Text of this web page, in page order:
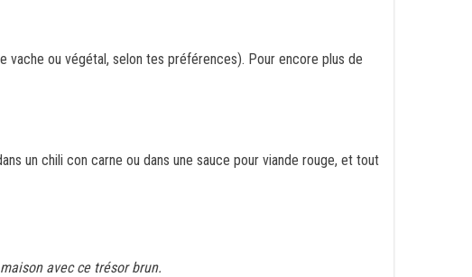
vache ou végétal, selon tes préférences). Pour encore plus de
un chili con carne ou dans une sauce pour viande rouge, et tout
avec ce trésor brun.